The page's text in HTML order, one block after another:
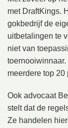
met DraftKings.
gokbedrijf de
uitbetalingen te
niet van
meerdere top
Ook advocaat
stelt dat de
Ze handelen